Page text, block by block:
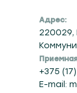
Адрес:
220029,
+375
E-mail: